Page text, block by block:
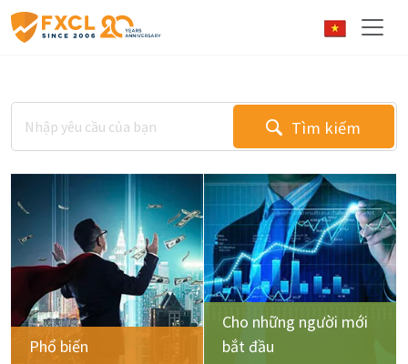
Tìm kiếm
Phổ biến
Cho những người mới
bắt đầu